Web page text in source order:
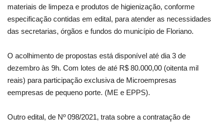
materiais de limpeza e produtos de higienização, conforme
especificação contidas em edital, para atender as necessidades
das secretarias, órgãos e fundos do município de Floriano.
O acolhimento de propostas está disponível até dia 3 de
dezembro às 9h. Com lotes de até R$ 80.000,00 (oitenta mil
reais) para participação exclusiva de Microempresas
eempresas de pequeno porte. (ME e EPPS).
Outro edital, de Nº 098/2021, trata sobre a contratação de